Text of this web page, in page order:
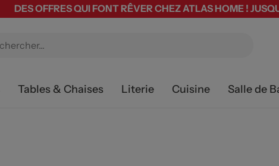
DES OFFRES QUI FONT RÊVER CHEZ ATLAS HOME !
Tables & Chaises Literie Cuisine Salle de